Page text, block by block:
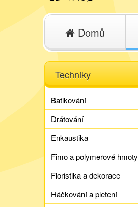
Domů
Techniky
Batikování
Drátování
Enkaustika
Fimo a polymerové hmoty
Floristika a dekorace
Háčkování a pletení